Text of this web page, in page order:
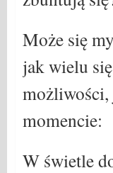
Może się
jak wielu
możliwości,
momencie:
W świetle